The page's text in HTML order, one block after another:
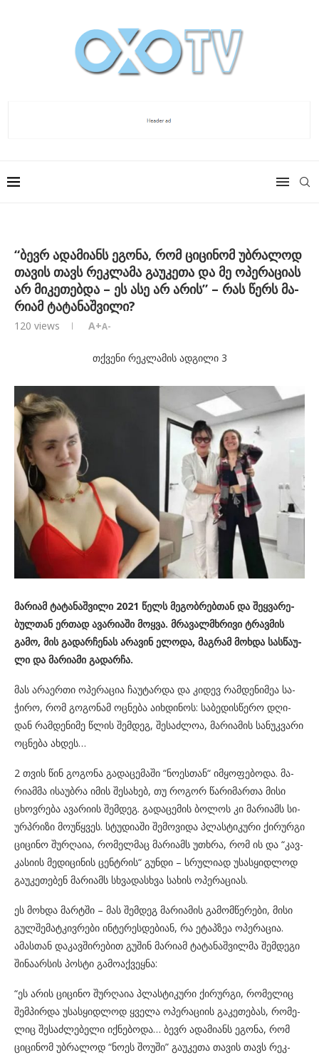
“ბევრ ადა­მი­ანს ეგო­ნა, რომ ცი­ცი­ნომ უბ­რა­ლოდ
თა­ვის თავს რეკ­ლა­მა გაუკეთა და მე ოპე­რა­ცი­ას
არ მი­კე­თებ­და – ეს ასე არ არის” – რას წერს მა­
რი­ამ ტა­ტა­ნაშ­ვი­ლი?
120 views A+A-
თქვენი რეკლამის ადგილი 3
მა­რი­ამ ტა­ტა­ნაშ­ვი­ლი 2021 წელს მე­გობ­რებ­თან და შეყ­ვა­რე­
ბულ­თან ერ­თად ავა­რი­ა­ში მოყ­ვა. მრა­ვალ­მხრი­ვი ტრავ­მის
გამო, მის გა­დარ­ჩე­ნას არა­ვინ ელო­და, მაგ­რამ მოხ­და სას­წა­უ­
ლი და მა­რი­ა­მი გა­დარ­ჩა.
მას არა­ერ­თი ოპე­რა­ცია ჩა­უ­ტარ­და და კი­დევ რამ­დე­ნი­მეა სა­
ჭი­რო, რომ გო­გო­ნამ ოც­ნე­ბა აიხ­დი­ნოს: სა­ბე­დის­წე­რო დღი­
დან რამ­დე­ნი­მე წლის შემ­დეგ, შე­საძ­ლოა, მა­რი­ა­მის სა­ნუკ­ვა­რი
ოც­ნე­ბა ახ­დეს…
2 თვის წინ გო­გო­ნა გა­და­ცე­მა­ში “ნო­ეს­თან“ იმ­ყო­ფე­ბო­და. მა­
რი­ამ­მა ისა­უბ­რა იმის შე­სა­ხებ, თუ რო­გორ წა­რი­მარ­თა მისი
ცხოვ­რე­ბა ავა­რი­ის შემ­დეგ. გა­და­ცე­მის ბო­ლოს კი მა­რი­ამს სი­
ურპრი­ზი მო­უ­წყვეს. სტუ­დი­ა­ში შე­მო­ვი­და პლას­ტი­კუ­რი ქი­რურ­გი
ცი­ცი­ნო შურ­ღა­ია, რო­მელ­მაც მა­რი­ამს უთხრა, რომ ის და “კავ­
კა­სი­ის მე­დი­ცი­ნის ცენ­ტრის“ გუნ­დი – სრუ­ლი­ად უსას­ყიდ­ლოდ
გა­უ­კე­თე­ბენ მა­რი­ამს სხვა­დას­ხვა სა­ხის ოპე­რა­ცი­ას.
ეს მოხ­და მარ­ტში – მას შემ­დეგ მა­რი­ა­მის გა­მომ­წე­რე­ბი, მისი
გულ­შე­მატ­კივ­რე­ბი ინ­ტე­რეს­დე­ბი­ან, რა ეტაპ­ზეა ოპე­რა­ცია.
ამას­თან და­კავ­ში­რე­ბით გუ­შინ მა­რი­ამ ტა­ტა­ნაშ­ვილ­მა შემ­დე­გი
ში­ნა­არ­სის პოს­ტი გა­მო­აქ­ვეყ­ნა:
“ეს არის ცი­ცი­ნო შურ­ღა­ია პლას­ტი­კუ­რი ქი­რურ­გი, რო­მე­ლიც
შემ­პირ­და უსას­ყიდ­ლოდ ყვე­ლა ოპე­რა­ცი­ის გა­კე­თე­ბას, რო­მე­
ლიც შე­საძ­ლე­ბე­ლი იქ­ნე­ბო­და… ბევრ ადა­მი­ანს ეგო­ნა, რომ
ცი­ცი­ნომ უბ­რა­ლოდ “ნოეს შო­უ­ში” გა­უ­კე­თა თა­ვის თავს რეკ­